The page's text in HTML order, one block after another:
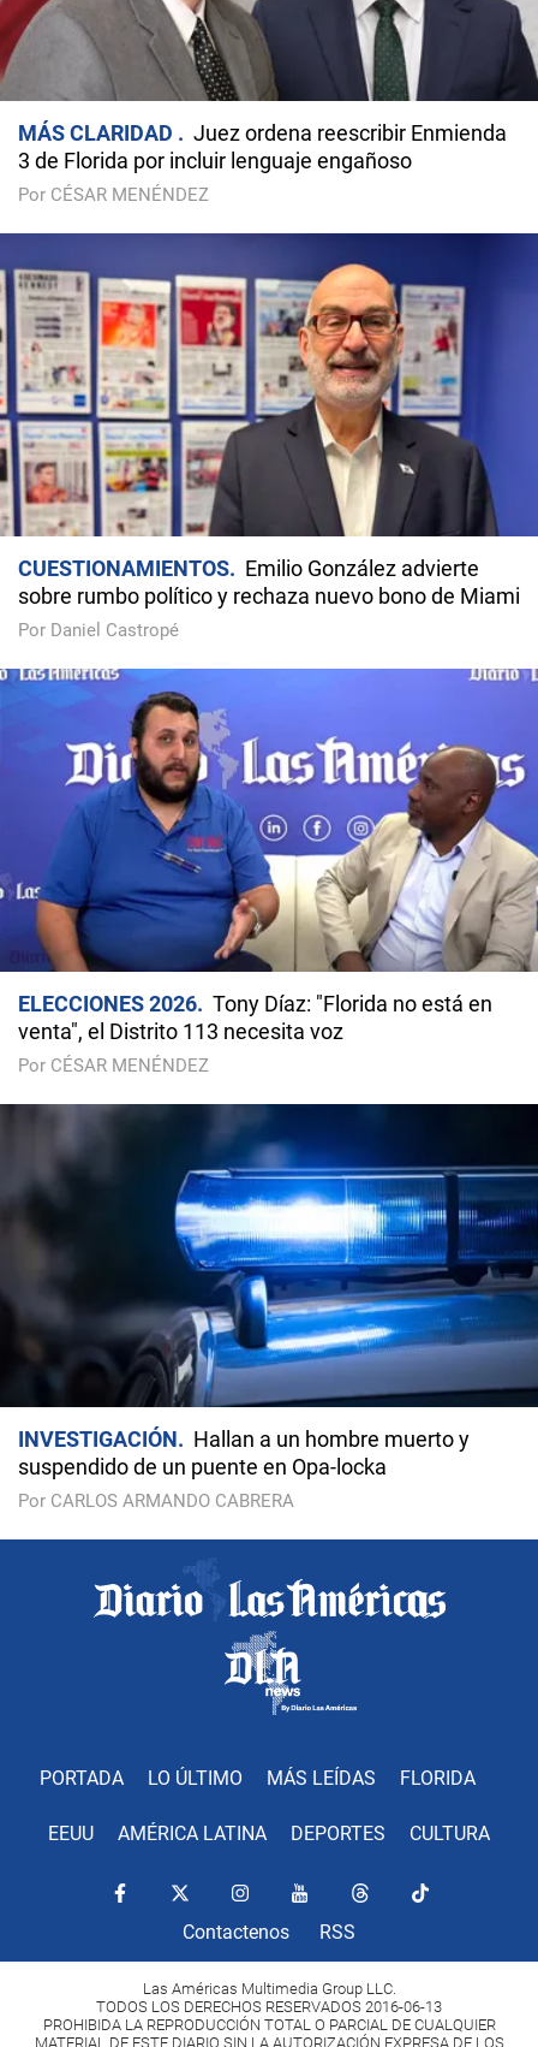
MÁS CLARIDAD
Juez ordena reescribir Enmienda
3 de Florida por incluir lenguaje engañoso
Por CÉSAR MENÉNDEZ
CUESTIONAMIENTOS
Emilio González advierte
sobre rumbo político y rechaza nuevo bono de Miami
Por Daniel Castropé
ELECCIONES 2026
Tony Díaz: "Florida no está en
venta", el Distrito 113 necesita voz
Por CÉSAR MENÉNDEZ
INVESTIGACIÓN
Hallan a un hombre muerto y
suspendido de un puente en Opa-locka
Por CARLOS ARMANDO CABRERA
PORTADA LO ÚLTIMO MÁS LEÍDAS FLORIDA
EEUU AMÉRICA LATINA DEPORTES CULTURA
Contactenos RSS
Las Américas Multimedia Group LLC.
TODOS LOS DERECHOS RESERVADOS 2016-06-13
PROHIBIDA LA REPRODUCCIÓN TOTAL O PARCIAL DE CUALQUIER
MATERIAL DE ESTE DIARIO SIN LA AUTORIZACIÓN EXPRESA DE LOS